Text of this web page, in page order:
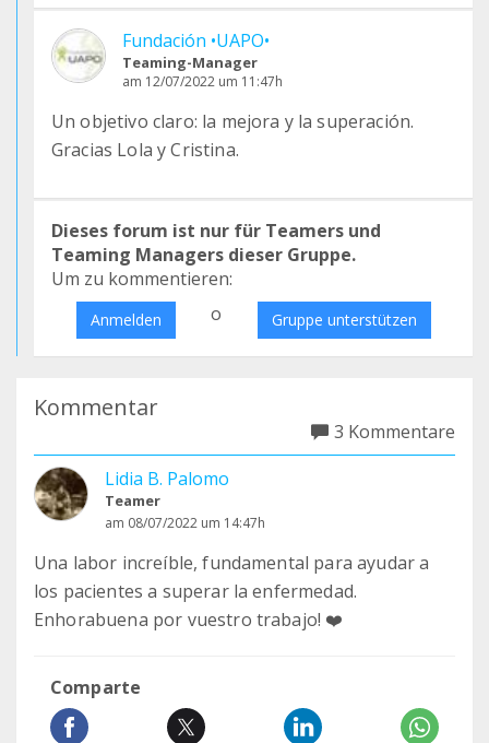
Fundación •UAPO•
Teaming-Manager
am 12/07/2022 um 11:47h
Un objetivo claro: la mejora y la superación.
Gracias Lola y Cristina.
Dieses forum ist nur für Teamers und
Teaming Managers dieser Gruppe.
Um zu kommentieren:
Anmelden o Gruppe unterstützen
Kommentar
3 Kommentare
Lidia B. Palomo
Teamer
am 08/07/2022 um 14:47h
Una labor increíble, fundamental para ayudar a
los pacientes a superar la enfermedad.
Enhorabuena por vuestro trabajo! ❤️
Comparte